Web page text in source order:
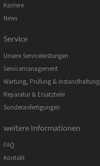
Karriere
News
Service
Unsere Serviceleistungen
Servicemanagement
Wartung, Prüfung & Instandhaltung
Reparatur & Ersatzteile
Sonderanfertigungen
weitere Informationen
FAQ
Kontakt